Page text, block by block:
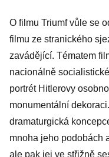
O filmu Triumf vůle se
filmu ze stranického
zavádějící. Tématem
nacionálně
portrét Hitlerovy
monumentální
dramaturgická
mnoha jeho podobách
ale pak jej ve střižně